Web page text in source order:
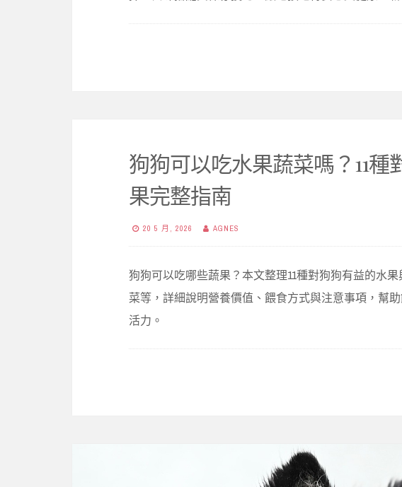
狗狗可以吃水果蔬菜嗎？11
果完整指南
20 5 月, 2026 AGNES
狗狗可以吃哪些蔬果？本文整理11種對狗狗有益的水
菜等，詳細說明營養價值、餵食方式與注意事項，幫
活力。